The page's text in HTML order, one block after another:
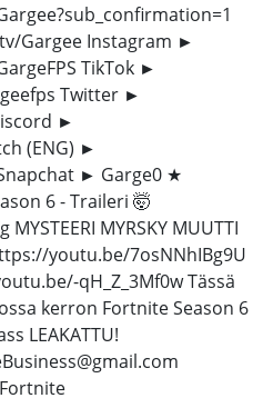
Gargee Instagram ►
TikTok ►
Twitter ►
►
(ENG) ►
► Garge0 ★
6 - Traileri 🤯
MYRSKY MUUTTI
youtu.be/7osNNhIBg9U
qH_Z_3Mf0w Tässä
kerron Fortnite Season 6
LEAKATTU!